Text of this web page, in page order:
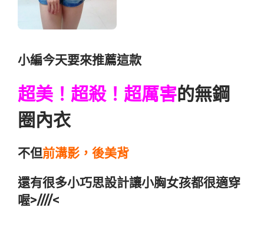
小編今天要來推薦這款
超美！超殺！超厲害的無鋼
圈內衣
不但前溝影，後美背
還有很多小巧思設計讓小胸女孩都很適穿
喔>////<